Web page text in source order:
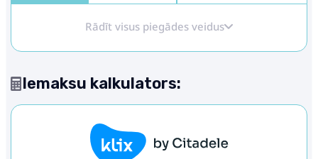
Rādīt visus piegādes veidus
Iemaksu kalkulators: